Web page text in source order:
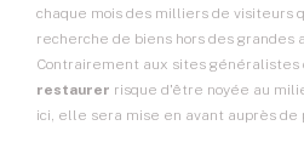
chaque mois des milliers de visiteurs
recherche de biens hors des grandes
Contrairement aux sites généralistes
restaurer risque d'être noyée au
ici, elle sera mise en avant auprès de